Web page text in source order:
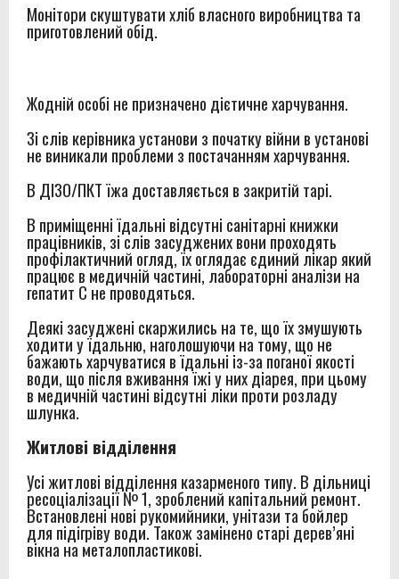
Монітори скуштувати хліб власного виробництва та
приготовлений обід.
Жодній особі не призначено дієтичне харчування.
Зі слів керівника установи з початку війни в установі
не виникали проблеми з постачанням харчування.
В ДІЗО/ПКТ їжа доставляється в закритій тарі.
В приміщенні їдальні відсутні санітарні книжки
працівників, зі слів засуджених вони проходять
профілактичний огляд, їх оглядає єдиний лікар який
працює в медичній частині, лабораторні аналізи на
гепатит С не проводяться.
Деякі засуджені скаржились на те, що їх змушують
ходити у їдальню, наголошуючи на тому, що не
бажають харчуватися в їдальні із-за поганої якості
води, що після вживання їжі у них діарея, при цьому
в медичній частині відсутні ліки проти розладу
шлунка.
Житлові відділення
Усі житлові відділення казарменого типу. В дільниці
ресоціалізації № 1, зроблений капітальний ремонт.
Встановлені нові рукомийники, унітази та бойлер
для підігріву води. Також замінено старі дерев’яні
вікна на металопластикові.